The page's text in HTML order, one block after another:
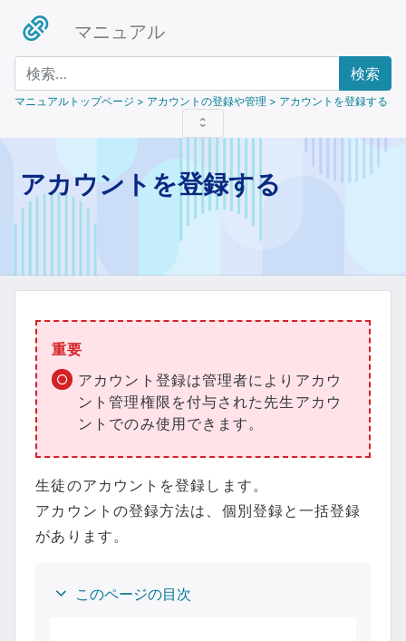
マニュアル
検索
マニュアルトップページ > アカウントの登録や管理 > アカウントを登録する
アカウントを登録する
重要
アカウント登録は管理者によりアカウ
ント管理権限を付与された先生アカウ
ントでのみ使用できます。
生徒のアカウントを登録します。
アカウントの登録方法は、個別登録と一括登録
があります。
このページの目次